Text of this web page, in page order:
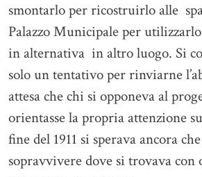
smontarlo per ricostruirlo alle
Palazzo Municipale per
in alternativa in altro luogo. Si
solo un tentativo per rinviarne
attesa che chi si opponeva al
orientasse la propria attenzione
fine del 1911 si sperava ancora
sopravvivere dove si trovava con